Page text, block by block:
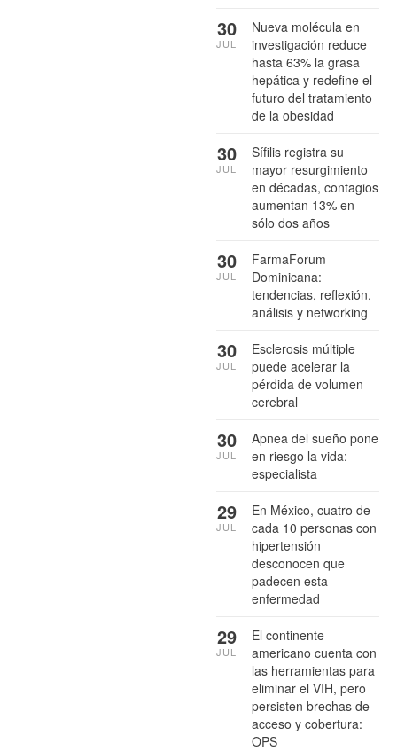
Nueva molécula en
investigación reduce
hasta 63% la grasa
hepática y redefine el
futuro del tratamiento
de la obesidad
30
JUL
Sífilis registra su
mayor resurgimiento
en décadas, contagios
aumentan 13% en
sólo dos años
30
JUL
FarmaForum
Dominicana:
tendencias, reflexión,
análisis y networking
30
JUL
Esclerosis múltiple
puede acelerar la
pérdida de volumen
cerebral
30
JUL
Apnea del sueño pone
en riesgo la vida:
especialista
30
JUL
En México, cuatro de
cada 10 personas con
hipertensión
desconocen que
padecen esta
enfermedad
29
JUL
El continente
americano cuenta con
las herramientas para
eliminar el VIH, pero
persisten brechas de
acceso y cobertura:
OPS
29
JUL